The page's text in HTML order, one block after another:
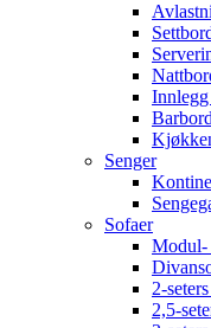
Barbord
Senger
Sofaer
Modul-
2-
2,5-